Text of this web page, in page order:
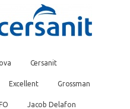
Cersanit
Excellent Grossman
Jacob Delafon